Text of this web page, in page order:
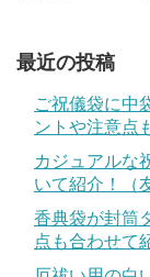
最近の投稿
ご祝儀袋に中
ントや注意点
カジュアルな
いて紹介！（
香典袋が封筒
点も合わせて